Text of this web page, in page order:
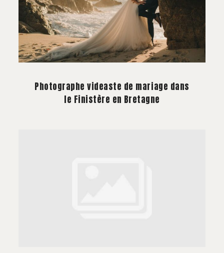
Photographe videaste de mariage dans
le Finistère en Bretagne